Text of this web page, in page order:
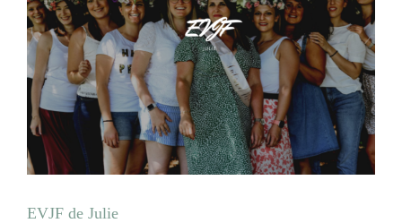
EVJF de Julie